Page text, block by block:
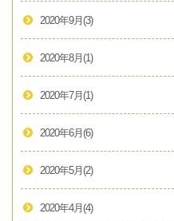
2020年9月 (3)
2020年8月 (1)
2020年7月 (1)
2020年6月 (6)
2020年5月 (2)
2020年4月 (4)